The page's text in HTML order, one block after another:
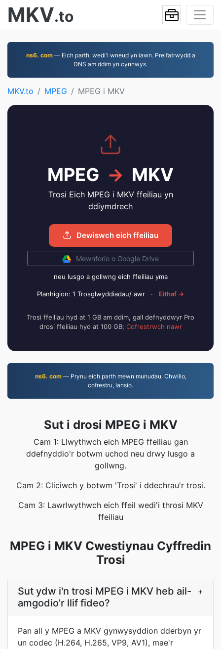
MKV.to
ns6. com— Eich parth, wedi'i wneud yn iawn. Preifatrwydd a
DNS am ddim yn cynnwys.
MKV.to MPEG MPEG i MKV
MPEG → MKV
Trosi Eich MPEG i MKV ffeiliau yn
ddiymdrech
Dewiswch eich ffeiliau
Mewnforio o Google Drive
neu lusgo a gollwng eich ffeiliau yma
Planhigion: 1 Trosglwyddiadau/ awr · Eithaf →
Trosi ffeiliau hyd at 1 GB am ddim, gall defnyddwyr Pro
drosi ffeiliau hyd at 100 GB; Cofrestrwch nawr
ns6. com— Prynu eich parth mewn munudau. Chwilio,
cofrestru, lansio.
Sut i drosi MPEG i MKV
Cam 1: Llwythwch eich MPEG ffeiliau gan
ddefnyddio'r botwm uchod neu drwy lusgo a
gollwng.
Cam 2: Cliciwch y botwm 'Trosi' i ddechrau'r trosi.
Cam 3: Lawrlwythwch eich ffeil wedi'i throsi MKV
ffeiliau
MPEG i MKV Cwestiynau Cyffredin
Trosi
Sut ydw i'n trosi MPEG i MKV heb ail-
amgodio'r llif fideo?
+
Pan all y MPEG a MKV gynwysyddion dderbyn yr
un codec (H.264, H.265, VP9, AV1), mae'r